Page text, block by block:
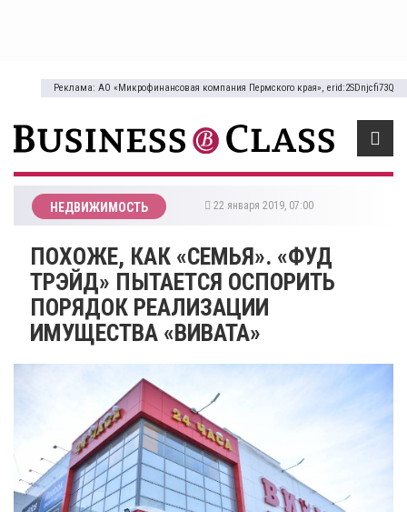
Реклама: АО «Микрофинансовая компания Пермского края», erid:2SDnjcfi73Q
НЕДВИЖИМОСТЬ 22 января 2019, 07:00
ПОХОЖЕ, КАК «СЕМЬЯ». «ФУД
ТРЭЙД» ПЫТАЕТСЯ ОСПОРИТЬ
ПОРЯДОК РЕАЛИЗАЦИИ
ИМУЩЕСТВА «ВИВАТА»